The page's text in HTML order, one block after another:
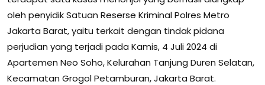
oleh penyidik Satuan Reserse Kriminal Polres Metro
Jakarta Barat, yaitu terkait dengan tindak pidana
perjudian yang terjadi pada Kamis, 4 Juli 2024 di
Apartemen Neo Soho, Kelurahan Tanjung Duren Selatan,
Kecamatan Grogol Petamburan, Jakarta Barat.